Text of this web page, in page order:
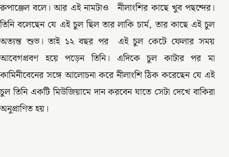
রুপাঞ্জেল বলে। আর এই নামটাও নীলাংশির কাছে খুব পছন্দের।
তিনি বলেছেন যে এই চুল ছিল তার লাকি চার্ম, তার কাছে এই চুল
অত্যন্ত শুভ। তাই ১২ বছর পর এই চুল কেটে ফেলার সময়
আবেগপ্রবণ হয়ে পড়েন তিনি। এদিকে চুল কাটার পর মা
কামিনীবেনের সঙ্গে আলোচনা করে নীলাংশি ঠিক করেছেন যে এই
চুল তিনি একটি মিউজিয়ামে দান করবেন যাতে সেটা দেখে বাকিরা
অনুপ্রাণিত হয়।